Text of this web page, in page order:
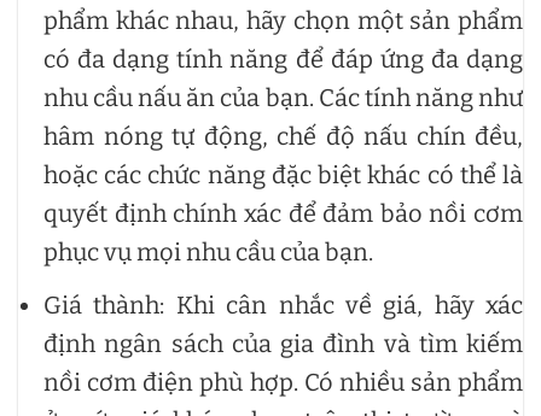
phẩm khác nhau, hãy chọn một sản phẩm
có đa dạng tính năng để đáp ứng đa dạng
nhu cầu nấu ăn của bạn. Các tính năng như
hâm nóng tự động, chế độ nấu chín đều,
hoặc các chức năng đặc biệt khác có thể là
quyết định chính xác để đảm bảo nồi cơm
phục vụ mọi nhu cầu của bạn.
Giá thành: Khi cân nhắc về giá, hãy xác
định ngân sách của gia đình và tìm kiếm
nồi cơm điện phù hợp. Có nhiều sản phẩm